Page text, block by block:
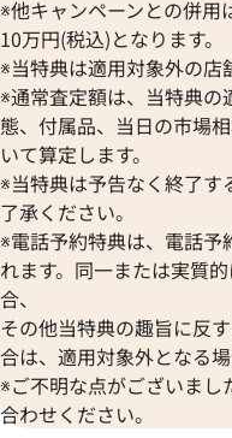
※他キャンペーンとの併用
10万円(税込)となります。
※当特典は適用対象外の店
※通常査定額は、当特典の
態、付属品、当日の市場
いて算定します。
※当特典は予告なく終了す
了承ください。
※電話予約特典は、電話予
れます。同一または実質
合、
その他当特典の趣旨に反
合は、適用対象外となる場
※ご不明な点がございまし
合わせください。